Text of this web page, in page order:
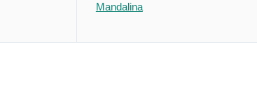
Mandalina